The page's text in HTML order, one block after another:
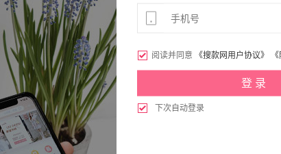
 阅读并同意 《搜款网用户协议》
 下次自动登录